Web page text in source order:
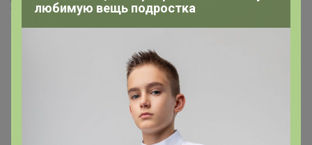
улицелюбимую вещь подростка